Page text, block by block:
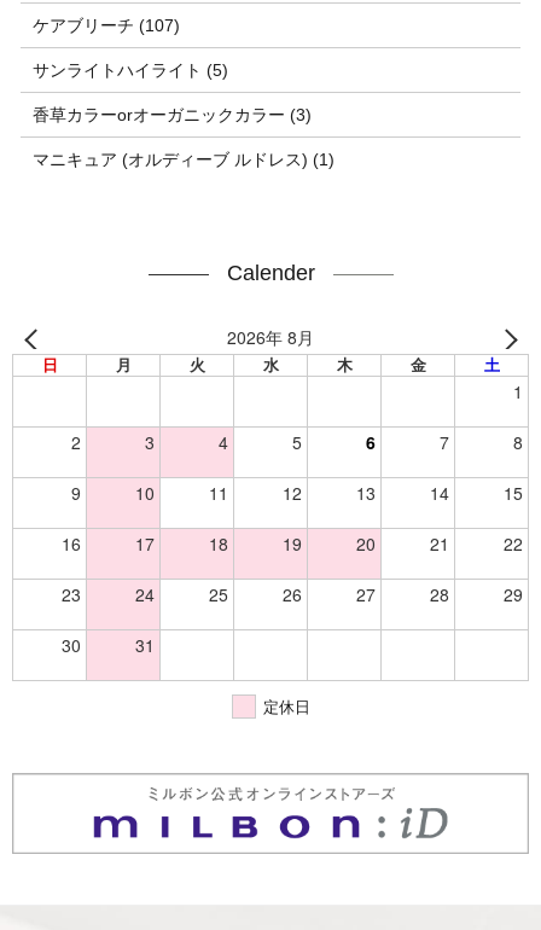
ケアブリーチ (107)
サンライトハイライト (5)
香草カラーorオーガニックカラー (3)
マニキュア (オルディーブ ルドレス) (1)
Calender
2026年 8月
日 月 火 水 木 金 土
1
2 3 4 5 6 7 8
9 10 11 12 13 14 15
16 17 18 19 20 21 22
23 24 25 26 27 28 29
30 31
定休日